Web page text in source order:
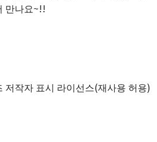
만나요~!!
저작자 표시 라이선스(재사용 허용)​